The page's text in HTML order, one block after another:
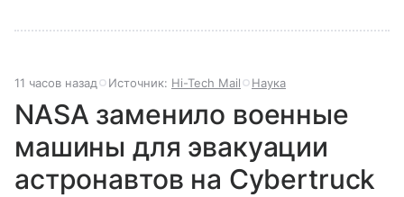
11 часов назад Источник: Hi-Tech Mail Наука
NASA заменило военные
машины для эвакуации
астронавтов на Cybertruck